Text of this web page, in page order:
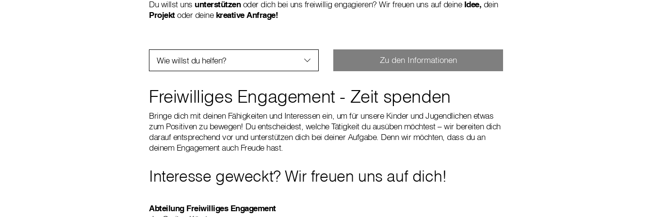
Du willst uns unterstützenoder dich bei uns freiwillig engagieren? Wir freuen uns auf deine Idee, dein
Projektoder deine kreative Anfrage!
Wie willst du helfen? Zu den Informationen
Freiwilliges Engagement - Zeit spenden
Bringe dich mit deinen Fähigkeiten und Interessen ein, um für unsere Kinder und Jugendlichen etwas
zum Positiven zu bewegen! Du entscheidest, welche Tätigkeit du ausüben möchtest – wir bereiten dich
darauf entsprechend vor und unterstützen dich bei deiner Aufgabe. Denn wir möchten, dass du an
deinem Engagement auch Freude hast.
Interesse geweckt? Wir freuen uns auf dich!
Abteilung Freiwilliges Engagement